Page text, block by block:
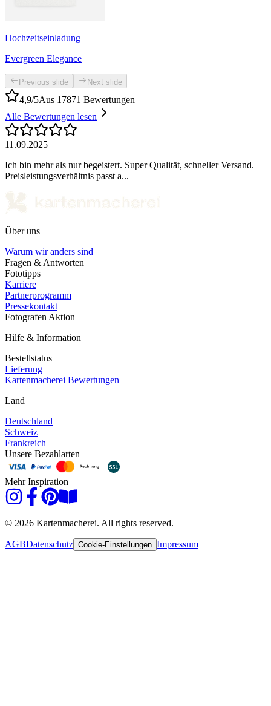
Hochzeitseinladung
Evergreen Elegance
Previous slide Next slide
4,9/5Aus 17871 Bewertungen
Alle Bewertungen lesen
11.09.2025
Ich bin mehr als nur begeistert. Super Qualität, schneller Versand.
Preisleistungsverhältnis passt a...
Über uns
Warum wir anders sind
Fragen & Antworten
Fototipps
Karriere
Partnerprogramm
Pressekontakt
Fotografen Aktion
Hilfe & Information
Bestellstatus
Lieferung
Kartenmacherei Bewertungen
Land
Deutschland
Schweiz
Frankreich
Unsere Bezahlarten
Mehr Inspiration
© 2026 Kartenmacherei. All rights reserved.
AGBDatenschutz Cookie-Einstellungen Impressum